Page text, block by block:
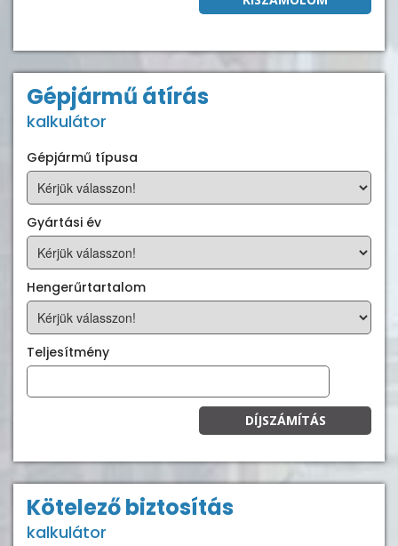
Gépjármű átírás
kalkulátor
Gépjármű típusa
Gyártási év
Hengerűrtartalom
Teljesítmény
DÍJSZÁMÍTÁS
Kötelező biztosítás
kalkulátor